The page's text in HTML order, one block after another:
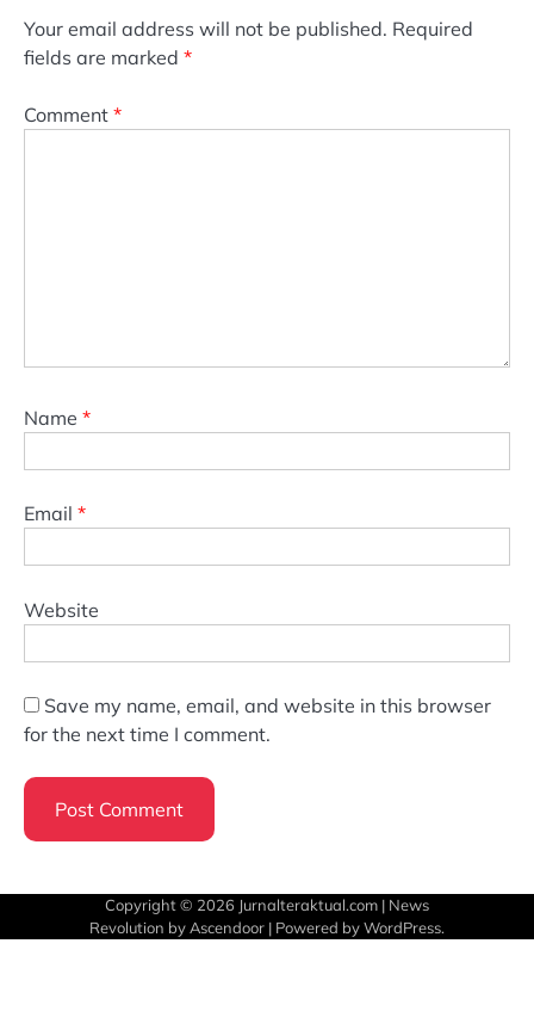
Your email address will not be published. Required
fields are marked *
Comment *
Name *
Email *
Website
Save my name, email, and website in this browser
for the next time I comment.
Copyright © 2026 Jurnalteraktual.com | News
Revolution by Ascendoor | Powered byWordPress.